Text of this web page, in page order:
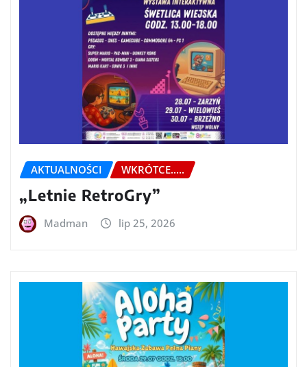
AKTUALNOŚCI WKRÓTCE.....
„Letnie RetroGry”
Madman lip 25, 2026